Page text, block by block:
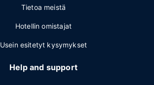
Tietoa meistä
Hotellin omistajat
Usein esitetyt kysymykset
Help and support